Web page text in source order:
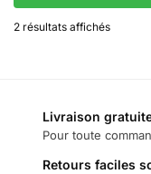
2 résultats affichés
Livraison
Pour toute
Retours faciles